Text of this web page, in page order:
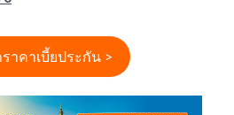
ราคาเบี้ยประกัน >